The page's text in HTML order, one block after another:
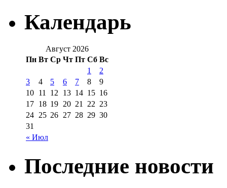
Календарь
Август 2026
Пн Вт Ср Чт Пт Сб Вс
« Июл
1
2
3
4 5 6 7 8
9
10 11 12 13 14 15 16
17 18 19 20 21 22 23
24 25 26 27 28 29 30
31
Последние новости